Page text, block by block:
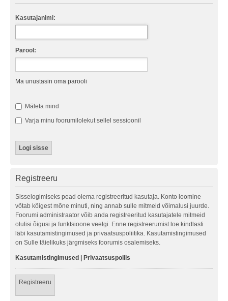
Kasutajanimi:
Parool:
Ma unustasin oma parooli
Mäleta mind
Varja minu foorumilolekut sellel sessioonil
Registreeru
Sisselogimiseks pead olema registreeritud kasutaja. Konto loomine
võtab kõigest mõne minuti, ning annab sulle mitmeid võimalusi juurde.
Foorumi administraator võib anda registreeritud kasutajatele mitmeid
olulisi õigusi ja funktsioone veelgi. Enne registreerumist loe kindlasti
läbi kasutamistingimused ja privaatsuspoliitika. Kasutamistingimused
on Sulle täielikuks järgmiseks foorumis osalemiseks.
Kasutamistingimused Privaatsuspoliis
Registreeru